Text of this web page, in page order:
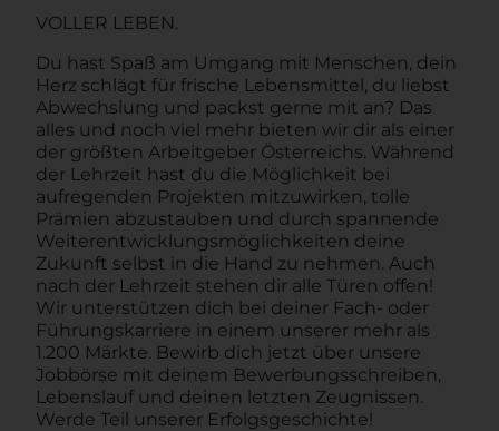
VOLLER LEBEN.
Du hast Spaß am Umgang mit Menschen, dein
Herz schlägt für frische Lebensmittel, du liebst
Abwechslung und packst gerne mit an? Das
alles und noch viel mehr bieten wir dir als einer
der größten Arbeitgeber Österreichs. Während
der Lehrzeit hast du die Möglichkeit bei
aufregenden Projekten mitzuwirken, tolle
Prämien abzustauben und durch spannende
Weiterentwicklungsmöglichkeiten deine
Zukunft selbst in die Hand zu nehmen. Auch
nach der Lehrzeit stehen dir alle Türen offen!
Wir unterstützen dich bei deiner Fach- oder
Führungskarriere in einem unserer mehr als
1.200 Märkte. Bewirb dich jetzt über unsere
Jobbörse mit deinem Bewerbungsschreiben,
Lebenslauf und deinen letzten Zeugnissen.
Werde Teil unserer Erfolgsgeschichte!